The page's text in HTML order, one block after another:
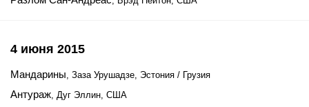
4 июня 2015
Мандарины, Заза Урушадзе, Эстония / Грузия
Антураж, Дуг Эллин, США